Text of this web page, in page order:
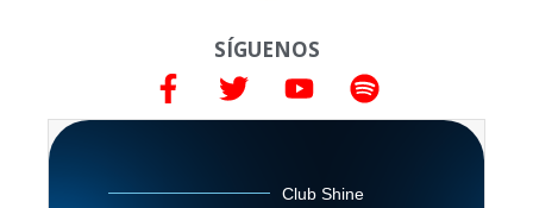
SÍGUENOS
Club Shine